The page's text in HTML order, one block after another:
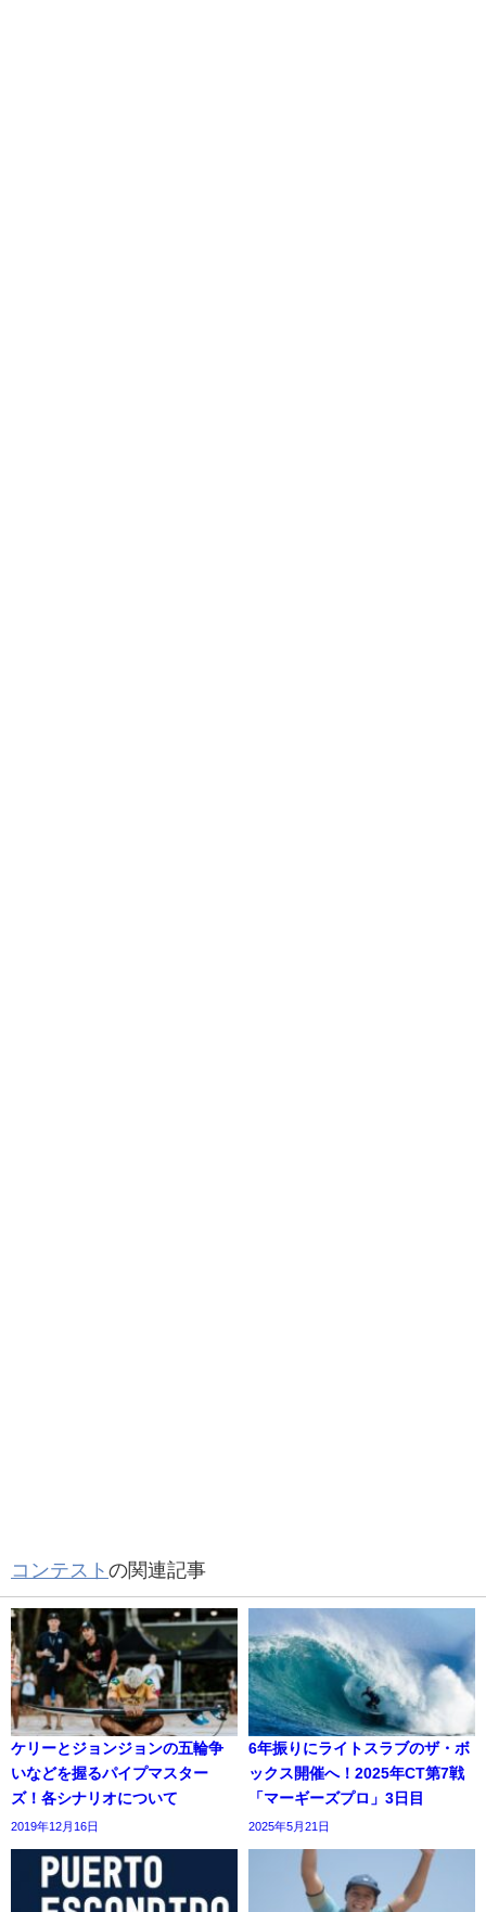
コンテスト の関連記事
ケリーとジョンジョンの五輪争
いなどを握るパイプマスター
ズ！各シナリオについて
2019年12月16日
6年振りにライトスラブのザ・ボ
ックス開催へ！2025年CT第7戦
「マーギーズプロ」3日目
2025年5月21日